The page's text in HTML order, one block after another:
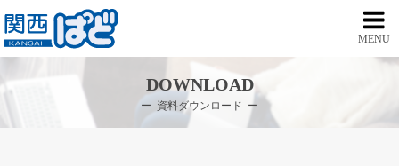
MENU
DOWNLOAD
資料ダウンロード